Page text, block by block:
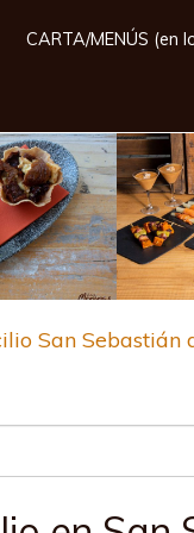
CARTA/MENÚS (en
San Sebastián